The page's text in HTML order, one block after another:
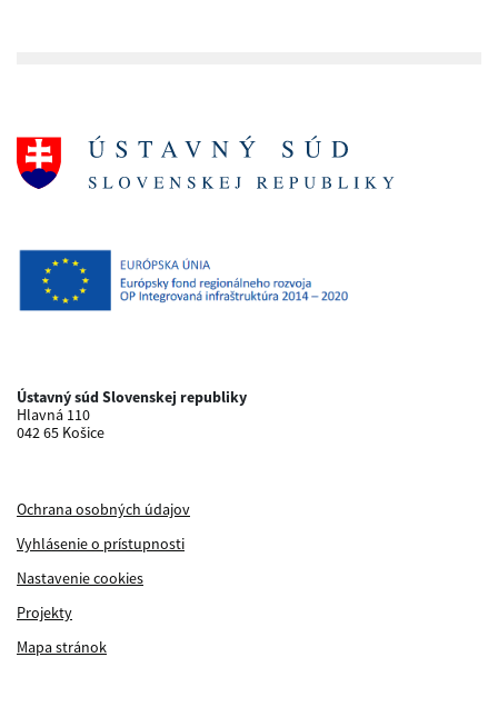
Ústavný súd Slovenskej republiky
Hlavná 110
042 65 Košice
Ochrana osobných údajov
Vyhlásenie o prístupnosti
Nastavenie cookies
Projekty
Mapa stránok